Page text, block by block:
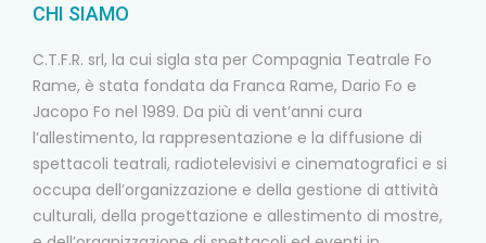
CHI SIAMO
C.T.F.R. srl, la cui sigla sta per Compagnia Teatrale Fo
Rame, è stata fondata da Franca Rame, Dario Fo e
Jacopo Fo nel 1989. Da più di vent’anni cura
l’allestimento, la rappresentazione e la diffusione di
spettacoli teatrali, radiotelevisivi e cinematografici e si
occupa dell’organizzazione e della gestione di attività
culturali, della progettazione e allestimento di mostre,